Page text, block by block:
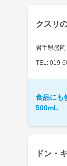
クスリ
岩手県盛岡
TEL: 019-
食品にも
500mL
ドン・